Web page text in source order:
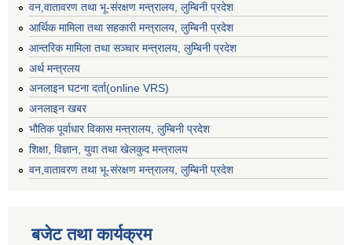
वन,वातावरण तथा भू-संरक्षण मन्त्रालय, लुम्बिनी प्रदेश
आर्थिक मामिला तथा सहकारी मन्त्रालय, लुम्बिनी प्रदेश
आन्तरिक मामिला तथा सञ्चार मन्त्रालय, लुम्बिनी प्रदेश
अर्थ मन्त्रलय
अनलाइन घटना दर्ता(online VRS)
अनलाइन खबर
भौतिक पूर्वाधार विकास मन्त्रालय, लुम्बिनी प्रदेश
शिक्षा, विज्ञान, युवा तथा खेलकुद मन्‍‍त्रालय
वन,वातावरण तथा भू-संरक्षण मन्त्रालय, लुम्बिनी प्रदेश
बजेट तथा कार्यक्रम